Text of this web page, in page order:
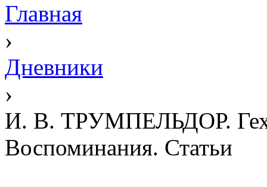
Главная
›
Дневники
›
И. В. ТРУМПЕЛЬДОР.
Воспоминания. Статьи